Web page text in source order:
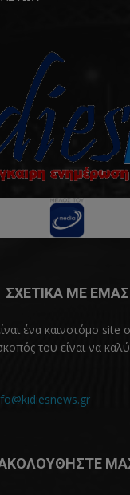
ΣΧΕΤΙΚΑ ΜΕ ΕΜΑΣ
ένα καινοτόμο site
του είναι να